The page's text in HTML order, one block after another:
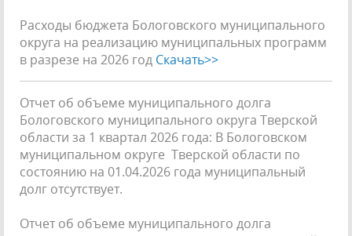
Расходы бюджета Бологовского муниципального
округа на реализацию муниципальных программ
в разрезе на 2026 год Скачать>>
Отчет об объеме муниципального долга
Бологовского муниципального округа Тверской
области за 1 квартал 2026 года: В Бологовском
муниципальном округе Тверской области по
состоянию на 01.04.2026 года муниципальный
долг отсутствует.
Отчет об объеме муниципального долга